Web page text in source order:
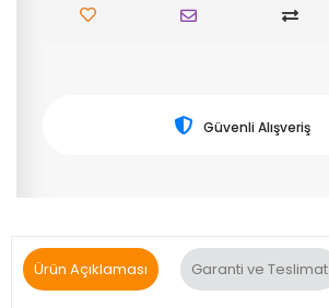
Güvenli Alışveriş
Ürün Açıklaması Garanti ve Teslimat